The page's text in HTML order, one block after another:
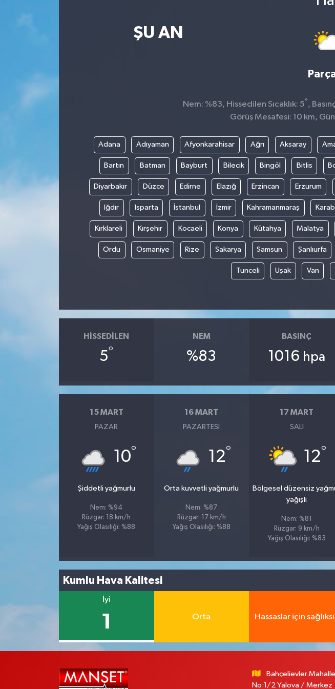
ŞU AN
Nem: %83, Hissedilen Sıcaklık: 5° ,
Görüş Mesafesi: 10 km,
Adana Adıyaman Afyonkarahisar Ağrı Aksaray
Bartın Batman Bayburt Bilecik Bingöl Bitlis
Diyarbakır Düzce Edirne Elazığ Erzincan Erzurum
Iğdır Isparta İstanbul İzmir Kahramanmaraş
Kırklareli Kırşehir Kocaeli Konya Kütahya Malatya
Ordu Osmaniye Rize Sakarya Samsun Şanlıurfa
Tunceli Uşak Van
HISSEDILEN
5°
NEM
%83
BASINÇ
1016 hpa
15 MART
PAZAR
10°
Şiddetli yağmurlu
Nem: %94
Rüzgar: 18 km/h
Yağış Olasılığı: %88
16 MART
PAZARTESI
12°
Orta kuvvetli yağmurlu
Nem: %87
Rüzgar: 17 km/h
Yağış Olasılığı: %88
17 MART
SALI
12°
Bölgesel düzensiz
yağışlı
Nem: %81
Rüzgar: 9 km/h
Yağış Olasılığı: %83
Kumlu Hava Kalitesi
İyi
1 Orta Hassaslar için
No:1/2 Yalova / Merkez